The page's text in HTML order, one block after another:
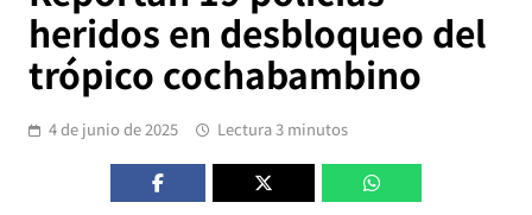
heridos en desbloqueo del
trópico cochabambino
4 de junio de 2025 Lectura 3 minutos